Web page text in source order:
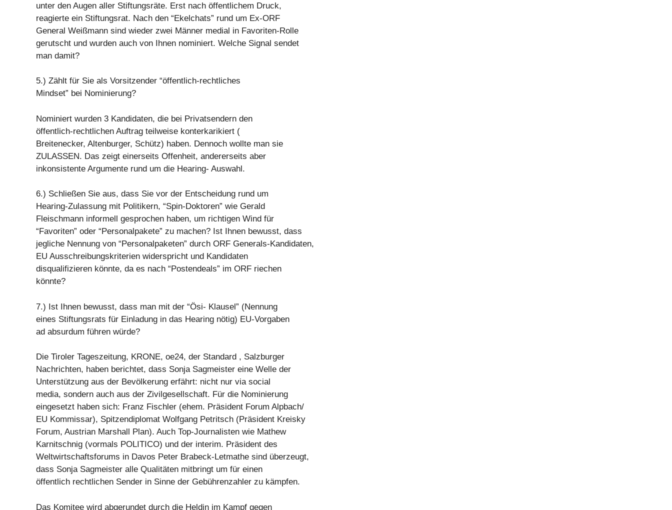
unter den Augen aller Stiftungsräte. Erst nach öffentlichem Druck,
reagierte ein Stiftungsrat. Nach den “Ekelchats” rund um Ex-ORF
General Weißmann sind wieder zwei Männer medial in Favoriten-Rolle
gerutscht und wurden auch von Ihnen nominiert. Welche Signal sendet
man damit?
5.) Zählt für Sie als Vorsitzender “öffentlich-rechtliches
Mindset” bei Nominierung?
Nominiert wurden 3 Kandidaten, die bei Privatsendern den
öffentlich-rechtlichen Auftrag teilweise konterkarikiert (
Breitenecker, Altenburger, Schütz) haben. Dennoch wollte man sie
ZULASSEN. Das zeigt einerseits Offenheit, andererseits aber
inkonsistente Argumente rund um die Hearing- Auswahl.
6.) Schließen Sie aus, dass Sie vor der Entscheidung rund um
Hearing-Zulassung mit Politikern, “Spin-Doktoren” wie Gerald
Fleischmann informell gesprochen haben, um richtigen Wind für
“Favoriten” oder “Personalpakete” zu machen? Ist Ihnen bewusst, dass
jegliche Nennung von “Personalpaketen” durch ORF Generals-Kandidaten,
EU Ausschreibungskriterien widerspricht und Kandidaten
disqualifizieren könnte, da es nach “Postendeals” im ORF riechen
könnte?
7.) Ist Ihnen bewusst, dass man mit der “Ösi- Klausel” (Nennung
eines Stiftungsrats für Einladung in das Hearing nötig) EU-Vorgaben
ad absurdum führen würde?
Die Tiroler Tageszeitung, KRONE, oe24, der Standard , Salzburger
Nachrichten, haben berichtet, dass Sonja Sagmeister eine Welle der
Unterstützung aus der Bevölkerung erfährt: nicht nur via social
media, sondern auch aus der Zivilgesellschaft. Für die Nominierung
eingesetzt haben sich: Franz Fischler (ehem. Präsident Forum Alpbach/
EU Kommissar), Spitzendiplomat Wolfgang Petritsch (Präsident Kreisky
Forum, Austrian Marshall Plan). Auch Top-Journalisten wie Mathew
Karnitschnig (vormals POLITICO) und der interim. Präsident des
Weltwirtschaftsforums in Davos Peter Brabeck-Letmathe sind überzeugt,
dass Sonja Sagmeister alle Qualitäten mitbringt um für einen
öffentlich rechtlichen Sender in Sinne der Gebührenzahler zu kämpfen.
Das Komitee wird abgerundet durch die Heldin im Kampf gegen